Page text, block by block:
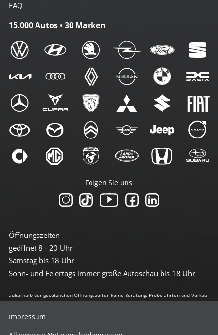
FAQ
15.000 Autos • 30 Marken
Öffnungszeiten
geöffnet 8 - 20 Uhr
Samstag bis 18 Uhr
Sonn- und Feiertags immer große Autoschau bis 18 Uhr
Folgen Sie uns
außerhalb der gesetzlichen Öffnungszeiten keine Beratung, Probefahrten und Verkauf
Impressum